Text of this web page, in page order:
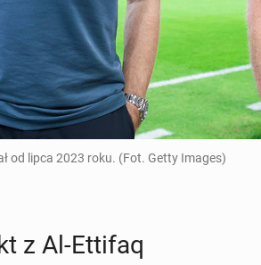
od lipca 2023 roku. (Fot. Getty Images)
z Al-Ettifaq